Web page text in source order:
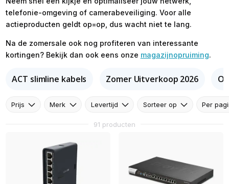
telefonie-omgeving of camerabeveiliging. Voor alle
actieproducten geldt op=op, dus wacht niet te lang.
Na de zomersale ook nog profiteren van interessante
kortingen? Bekijk dan ook eens onze magazijnopruiming.
ACT slimline kabels Zomer Uitverkoop 2026
Prijs Merk Levertijd Sorteer op Per
91 producten